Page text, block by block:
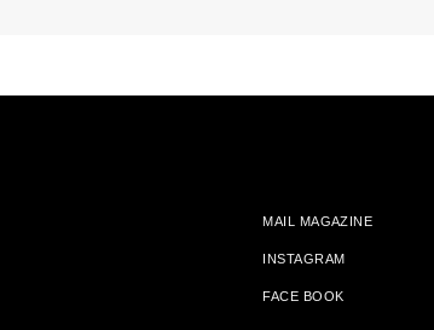
MAIL MAGAZINE
INSTAGRAM
FACE BOOK